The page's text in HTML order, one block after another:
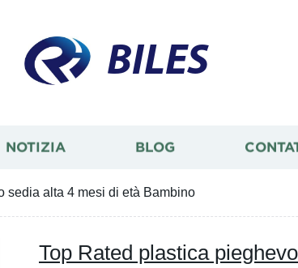
BILES
NOTIZIA BLOG
sedia alta 4 mesi di età Bambino
Top Rated plastica